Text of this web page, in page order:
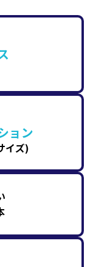
ョン
イズ)